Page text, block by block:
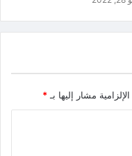
مشار إليها بـ *